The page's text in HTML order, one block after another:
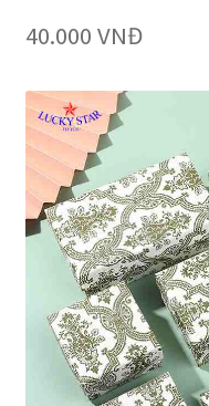
40.000 VNĐ